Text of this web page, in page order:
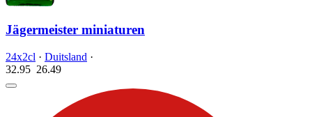
Jägermeister miniaturen
24x2cl · Duitsland ·
32.95 26.49